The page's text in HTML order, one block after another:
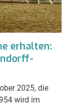
erhalten:
2025, die
wird im